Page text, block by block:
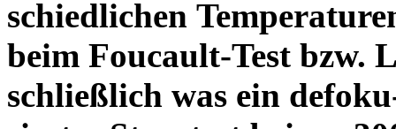
schiedlichen
beim Foucault-Test bzw.
schließlich was ein